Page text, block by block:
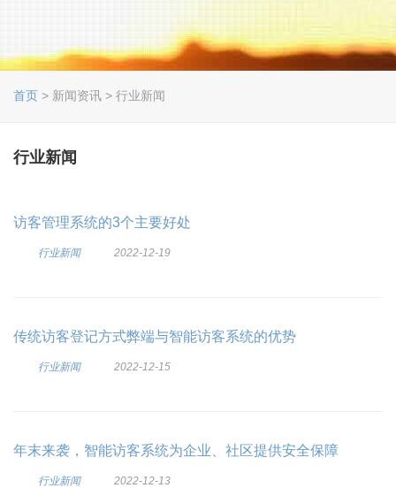
首页 > 新闻资讯 > 行业新闻
行业新闻
访客管理系统的3个主要好处
行业新闻 2022-12-19
传统访客登记方式弊端与智能访客系统的优势
行业新闻 2022-12-15
年末来袭，智能访客系统为企业、社区提供安全保障
行业新闻 2022-12-13